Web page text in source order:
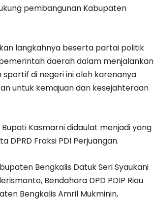
pembangunan Kabupaten
langkahnya beserta partai politik
daerah dalam menjalankan
di negeri ini oleh karenanya
untuk kemajuan dan kesejahteraan
Kasmarni didaulat menjadi yang
Fraksi PDI Perjuangan.
Bengkalis Datuk Seri Syaukani
Bendahara DPD PDIP Riau
Bengkalis Amril Mukminin,